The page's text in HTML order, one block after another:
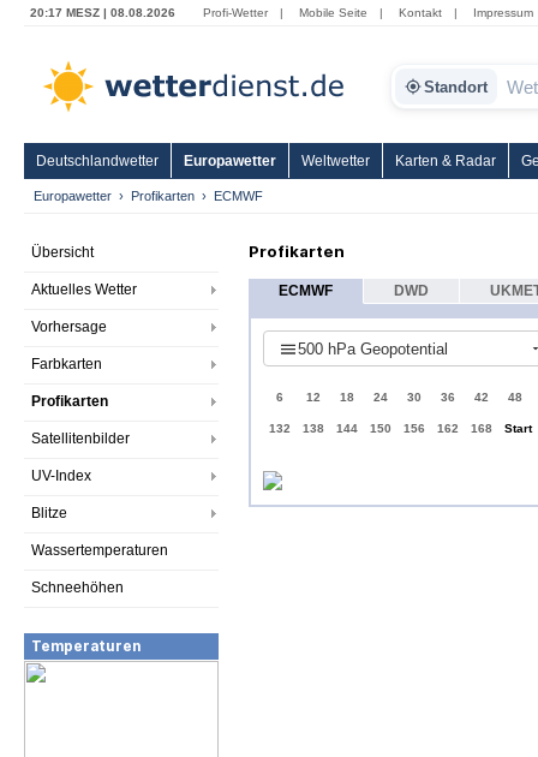
20:17 MESZ | 08.08.2026 Profi-Wetter | Mobile Seite | Kontakt | Impressum
Standort
Deutschlandwetter Europawetter Weltwetter Karten & Radar
Europawetter Profikarten ECMWF
Übersicht
Aktuelles Wetter
Vorhersage
Farbkarten
Profikarten
Satellitenbilder
UV-Index
Blitze
Wassertemperaturen
Schneehöhen
Temperaturen
Profikarten
ECMWF DWD
500 hPa Geopotential
6 12 18 24 30 36 42 48
132 138 144 150 156 162 168 Start